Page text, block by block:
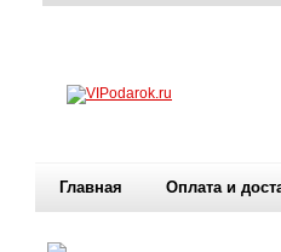
Главная Оплата и